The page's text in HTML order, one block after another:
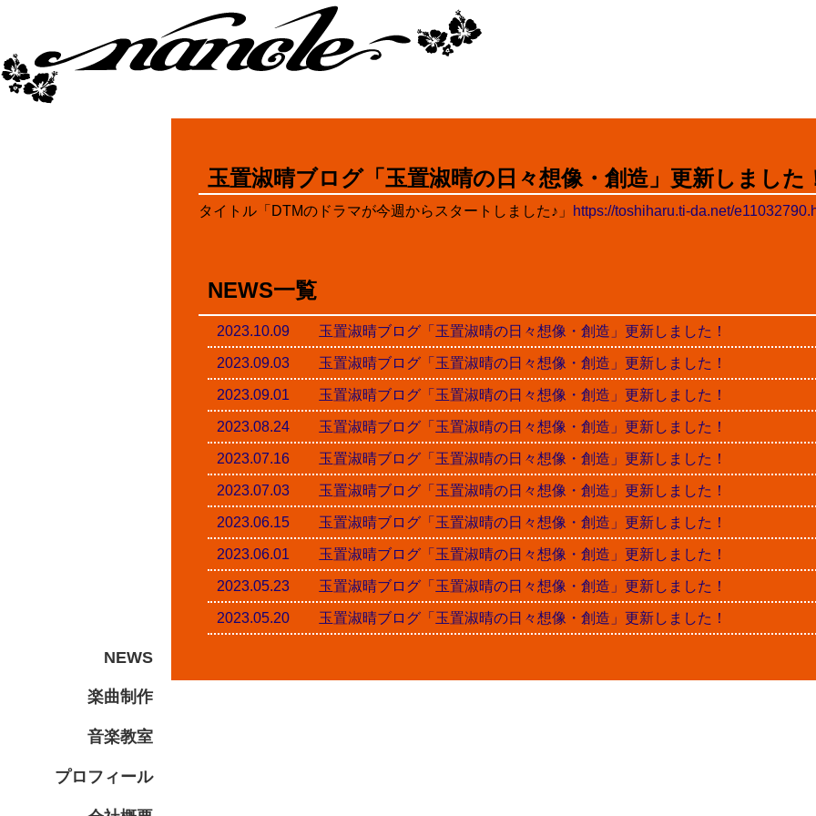
NEWS
楽曲制作
音楽教室
プロフィール
玉置淑晴ブログ「玉置淑晴の日々想像・創造」更新しました
タイトル「DTMのドラマが今週からスタートしました♪」
https://toshiharu.ti-da.net/
NEWS一覧
2023.10.09 玉置淑晴ブログ「玉置淑晴の日々想像・創造」更新しました！
2023.09.03 玉置淑晴ブログ「玉置淑晴の日々想像・創造」更新しました！
2023.09.01 玉置淑晴ブログ「玉置淑晴の日々想像・創造」更新しました！
2023.08.24 玉置淑晴ブログ「玉置淑晴の日々想像・創造」更新しました！
2023.07.16 玉置淑晴ブログ「玉置淑晴の日々想像・創造」更新しました！
2023.07.03 玉置淑晴ブログ「玉置淑晴の日々想像・創造」更新しました！
2023.06.15 玉置淑晴ブログ「玉置淑晴の日々想像・創造」更新しました！
2023.06.01 玉置淑晴ブログ「玉置淑晴の日々想像・創造」更新しました！
2023.05.23 玉置淑晴ブログ「玉置淑晴の日々想像・創造」更新しました！
2023.05.20 玉置淑晴ブログ「玉置淑晴の日々想像・創造」更新しました！